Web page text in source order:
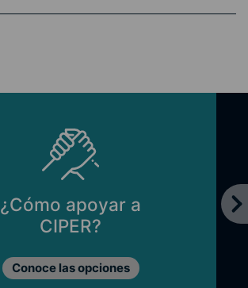
¿Cómo apoyar a
CIPER?
Conoce las opciones